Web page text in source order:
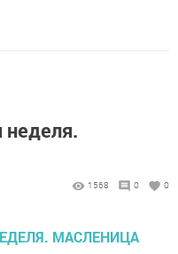
неделя.
1568 0 0